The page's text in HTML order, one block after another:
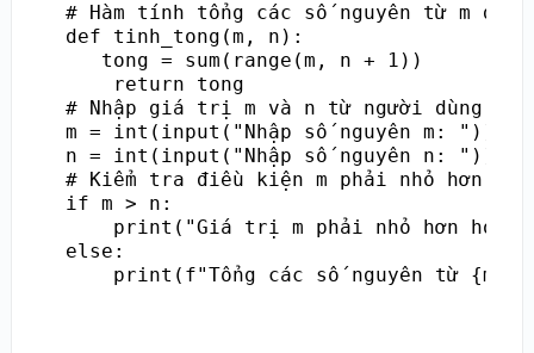
# Hàm tính tổng các số nguyên từ m đến
def tinh_tong(m, n):
   tong = sum(range(m, n + 1))
    return tong
# Nhập giá trị m và n từ người dùng
m = int(input("Nhập số nguyên m: "))
n = int(input("Nhập số nguyên n: "))
# Kiểm tra điều kiện m phải nhỏ hơn
if m > n:
print("Giá trị m phải nhỏ hơn hoặc
else:
print(f"Tổng các số nguyên từ {m}